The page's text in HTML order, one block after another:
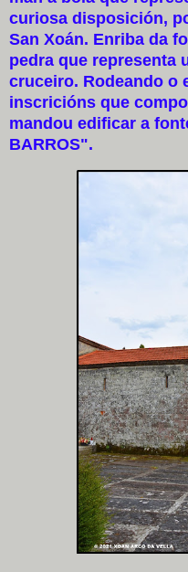
curiosa disposición,
San Xoán. Enriba da
pedra que representa
cruceiro. Rodeando o
inscricións que
mandou edificar a
BARROS".